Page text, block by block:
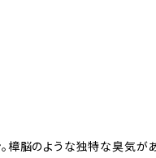
樟脳のような独特な臭気が